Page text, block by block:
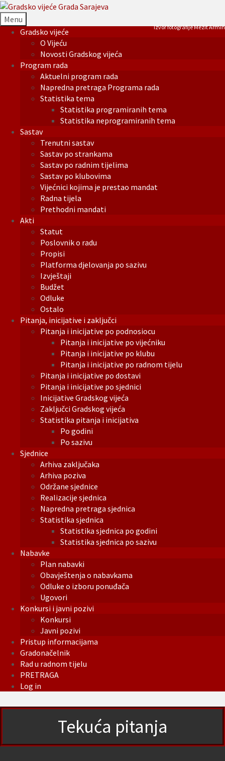
Menu
Gradsko vijeće
O Vijeću
Novosti Gradskog vijeća
Program rada
Aktuelni program rada
Napredna pretraga Programa rada
Statistika tema
Statistika programiranih tema
Statistika neprogramiranih tema
Sastav
Trenutni sastav
Sastav po strankama
Sastav po radnim tijelima
Sastav po klubovima
Vijećnici kojima je prestao mandat
Radna tijela
Prethodni mandati
Akti
Statut
Poslovnik o radu
Propisi
Platforma djelovanja po sazivu
Izvještaji
Budžet
Odluke
Ostalo
Pitanja, inicijative i zaključci
Pitanja i inicijative po podnosiocu
Pitanja i inicijative po vijećniku
Pitanja i inicijative po klubu
Pitanja i inicijative po radnom tijelu
Pitanja i inicijative po dostavi
Pitanja i inicijative po sjednici
Inicijative Gradskog vijeća
Zaključci Gradskog vijeća
Statistika pitanja i inicijativa
Po godini
Po sazivu
Sjednice
Arhiva zaključaka
Arhiva poziva
Održane sjednice
Realizacije sjednica
Napredna pretraga sjednica
Statistika sjednica
Statistika sjednica po godini
Statistika sjednica po sazivu
Nabavke
Plan nabavki
Obavještenja o nabavkama
Odluke o izboru ponuđača
Ugovori
Konkursi i javni pozivi
Konkursi
Javni pozivi
Pristup informacijama
Gradonačelnik
Rad u radnom tijelu
PRETRAGA
Log in
Izvor fotografije Mezit Armin
Tekuća pitanja